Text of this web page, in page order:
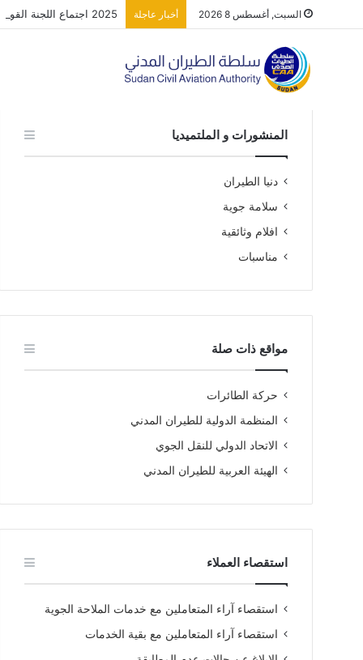
السبت, أغسطس 8 2026 أخبار عاجلة 2025 اجتماع اللجنة القومية للبحث والانقاذ
المنشورات و الملتميديا
دنيا الطيران
سلامة جوية
افلام وثائقية
مناسبات
مواقع ذات صلة
حركة الطائرات
المنظمة الدولية للطيران المدني
الاتحاد الدولي للنقل الجوي
الهيئة العربية للطيران المدني
استقصاء العملاء
استقصاء آراء المتعاملين مع خدمات الملاحة الجوية
استقصاء آراء المتعاملين مع بقية الخدمات